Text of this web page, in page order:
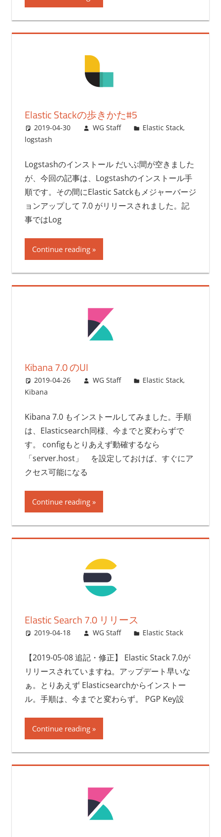
Elastic Stackの歩きかた#5
2019-04-30 WG Staff Elastic Stack,
logstash
Logstashのインストール だいぶ間が空きました
が、今回の記事は、Logstashのインストール手
順です。その間にElastic Satckもメジャーバージ
ョンアップして 7.0 がリリースされました。記
事ではLog
Continue reading
Kibana 7.0 のUI
2019-04-26 WG Staff Elastic Stack,
Kibana
Kibana 7.0 もインストールしてみました。手順
は、Elasticsearch同様、今までと変わらずで
す。 configもとりあえず動確するなら
「server.host」 を設定しておけば、すぐにア
クセス可能になる
Continue reading
Elastic Search 7.0 リリース
2019-04-18 WG Staff Elastic Stack
【2019-05-08 追記・修正】 Elastic Stack 7.0が
リリースされていますね。アップデート早いな
ぁ。とりあえず Elasticsearchからインストー
ル。手順は、今までと変わらず。 PGP Key設
Continue reading